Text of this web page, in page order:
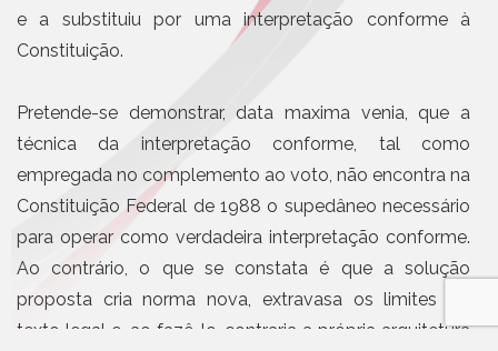
e a substituiu por uma interpretação conforme à
Constituição.
Pretende-se demonstrar, data maxima venia, que a
técnica da interpretação conforme, tal como
empregada no complemento ao voto, não encontra na
Constituição Federal de 1988 o supedâneo necessário
para operar como verdadeira interpretação conforme.
Ao contrário, o que se constata é que a solução
proposta cria norma nova, extravasa os limites do
texto legal e, ao fazê-lo, contraria a própria arquitetura